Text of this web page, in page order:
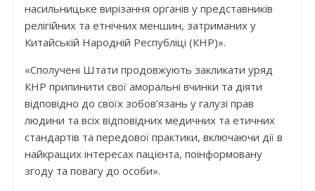
насильницьке вирізання органів у представників
релігійних та етнічних меншин, затриманих у
Китайській Народній Республіці (КНР)».
«Сполучені Штати продовжують закликати уряд
КНР припинити свої аморальні вчинки та діяти
відповідно до своїх зобов’язань у галузі прав
людини та всіх відповідних медичних та етичних
стандартів та передової практики, включаючи дії в
найкращих інтересах пацієнта, поінформовану
згоду та повагу до особи».